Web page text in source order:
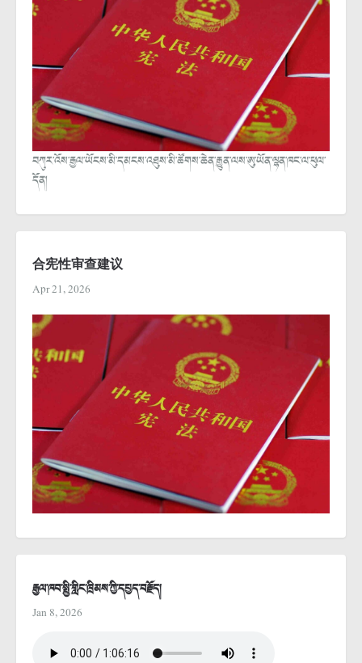
བཀུར་འོས་རྒྱལ་ཡོངས་མི་དམངས་འཐུས་མི་ཚོགས་ཆེན་རྒྱུན་ལས་ཨུ་ཡོན་ལྷན་ཁང་ལ་ཕུལ་
དོན།
合宪性审查建议
Apr 21, 2026
རྒྱལ་ཁབ་སྤྱི་གླིང་ཁྲིམས་ཀྱི་དཔྱད་བརྗོད།
Jan 8, 2026